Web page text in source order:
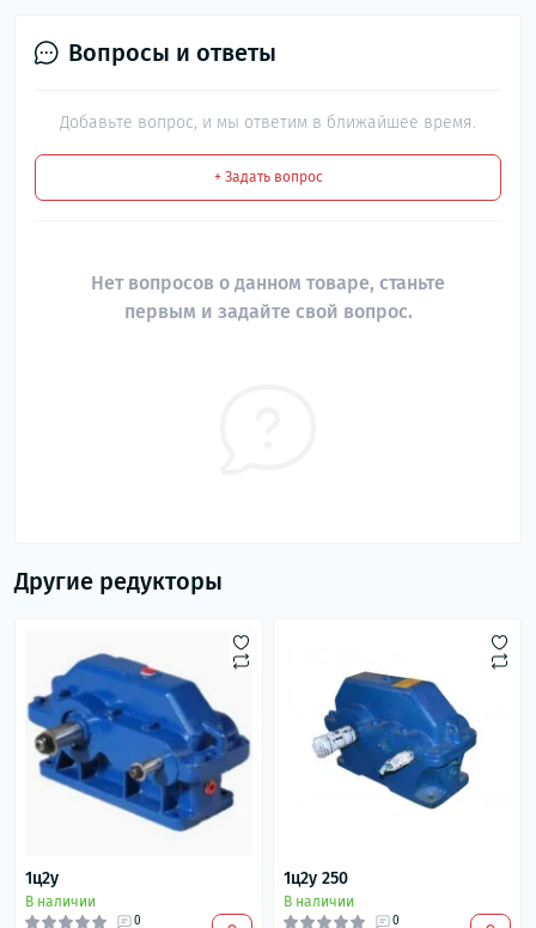
Вопросы и ответы
Добавьте вопрос, и мы ответим в ближайшее время.
+ Задать вопрос
Нет вопросов о данном товаре, станьте
первым и задайте свой вопрос.
Другие редукторы
1ц2у
В наличии
0
1ц2у 250
В наличии
0